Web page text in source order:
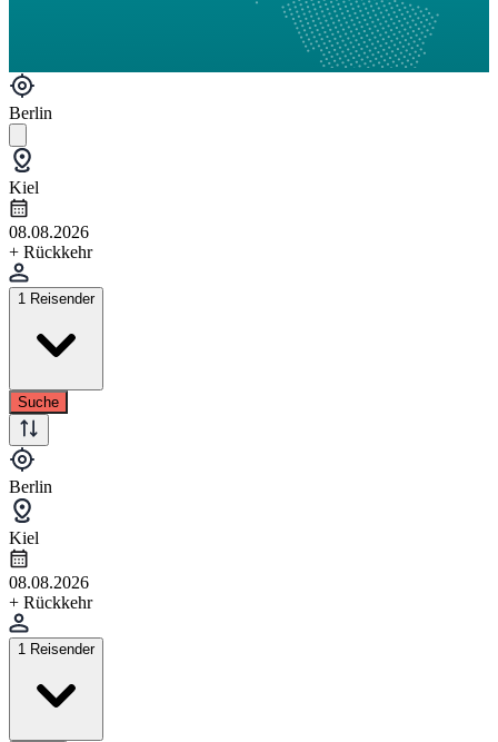
Berlin
Kiel
08.08.2026
+ Rückkehr
1 Reisender
Suche
Berlin
Kiel
08.08.2026
+ Rückkehr
1 Reisender